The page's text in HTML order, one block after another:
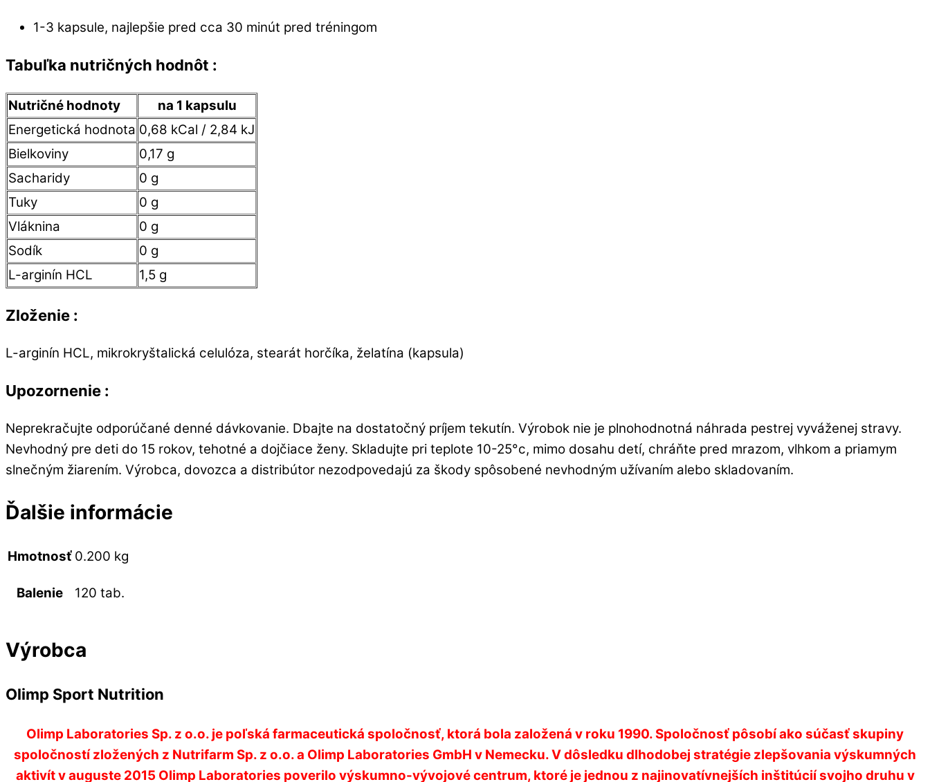
1-3 kapsule, najlepšie pred cca 30 minút pred tréningom
Tabuľka nutričných hodnôt :
Nutričné hodnoty
na 1 kapsulu
Energetická hodnota 0,68 kCal / 2,84 kJ
Bielkoviny
0,17 g
Sacharidy
0 g
Tuky
0 g
Vláknina
0 g
Sodík
0 g
L-arginín HCL
1,5 g
Zloženie :
L-arginín HCL, mikrokryštalická celulóza, stearát horčíka, želatína (kapsula)
Upozornenie :
Neprekračujte odporúčané denné dávkovanie. Dbajte na dostatočný príjem tekutín. Výrobok nie je plnohodnotná náhrada pestrej vyváženej stravy.
Nevhodný pre deti do 15 rokov, tehotné a dojčiace ženy. Skladujte pri teplote 10-25°c, mimo dosahu detí, chráňte pred mrazom, vlhkom a priamym
slnečným žiarením. Výrobca, dovozca a distribútor nezodpovedajú za škody spôsobené nevhodným užívaním alebo skladovaním.
Ďalšie informácie
Hmotnosť 0.200 kg
Balenie 120 tab.
Výrobca
Olimp Sport Nutrition
Olimp Laboratories Sp. z o.o. je poľská farmaceutická spoločnosť, ktorá bola založená v roku 1990. Spoločnosť pôsobí ako súčasť skupiny
spoločností zložených z Nutrifarm Sp. z o.o. a Olimp Laboratories GmbH v Nemecku.V dôsledku dlhodobej stratégie zlepšovania výskumných
aktivít v auguste 2015 Olimp Laboratories poverilo výskumno-vývojové centrum, ktoré je jednou z najinovatívnejších inštitúcií svojho druhu v